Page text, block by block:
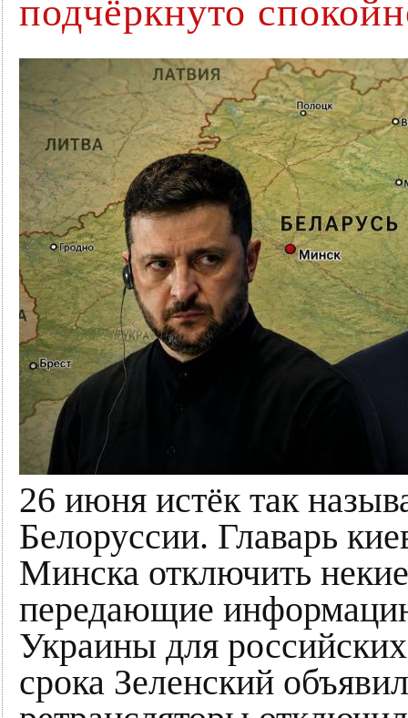
подчёркнуто
26 июня истёк так
Белоруссии. Главарь
Минска отключить
передающие
Украины для
срока Зеленский